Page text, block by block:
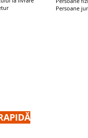
Persoane